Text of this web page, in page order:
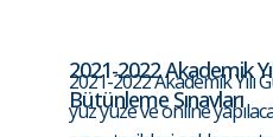
2021-2022 Akademik
Bütünleme Sınavları
2021-2022 Akademik Yılı
yüz yüze ve online